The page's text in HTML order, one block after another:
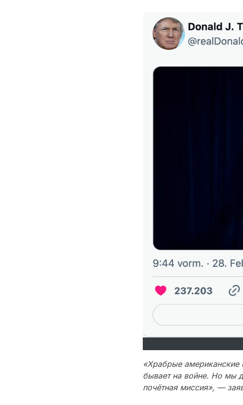
«Храбрые американские
бывает на войне. Но мы
почётная миссия», —